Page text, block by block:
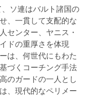
ソ連はバルト諸国の
、一貫して支配的な
センター、ヤニス・
ドの重厚さを体現
は、何世代にもわた
づくコーチング手法
のガードの一人とし
、現代的なペリメー